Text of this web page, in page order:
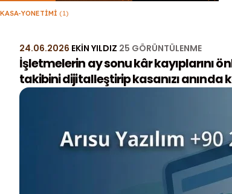
KASA-YONETIMI (1)
24.06.2026 EKIN YILDIZ 25 GÖRÜNTÜLENME
İşletmelerin ay sonu kâr kayıplarını
takibini dijitalleştirip kasanızı anında